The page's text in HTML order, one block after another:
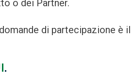
o dei Partner.
di partecipazione è il
.